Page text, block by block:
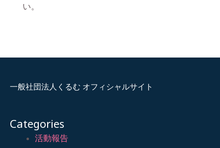
い。
一般社団法人くるむ オフィシャルサイト
Categories
活動報告